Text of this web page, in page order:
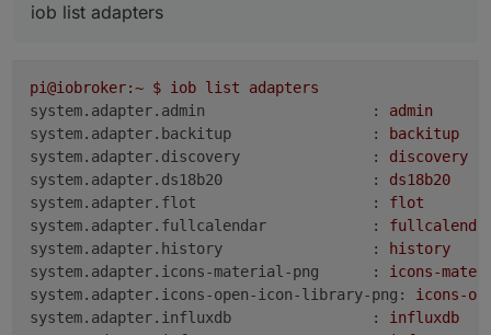
iob list adapters
pi@iobroker:~ $ iob list
adapters
system.adapter.admin                   :
admin
system.adapter.backitup                :
backitup
system.adapter.discovery               :
discovery
system.adapter.ds18b20                 :
ds18b20
system.adapter.flot                    :
flot
system.adapter.fullcalendar            :
system.adapter.history                 :
history
system.adapter.icons-material-png      :
icons-
system.adapter.icons-open-icon-library-png:
icons-
system.adapter.influxdb                :
influxdb